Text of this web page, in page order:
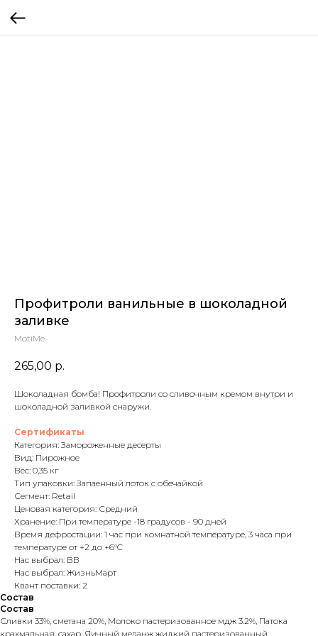
Профитроли ванильные в шоколадной
заливке
MotiMe
265,00 р.
Шоколадная бомба! Профитроли со сливочным кремом внутри и
шоколадной заливкой снаружи.
Сертификаты
Категория: Замороженные десерты
Вид: Пирожное
Вес: 0,35 кг
Тип упаковки: Запаенный лоток с обечайкой
Сегмент: Retail
Ценовая категория: Средний
Хранение: При температуре -18 градусов - 90 дней
Время дефростации: 1 час при комнатной температуре, 3 часа при
температуре от +2 до +6°C
Нас выбрал: ВВ
Нас выбрал: ЖизньМарт
Квант поставки: 2
Состав
Состав
Сливки 33%, сметана 20%, Молоко пастеризованное мдж 3.2%, Патока
крахмальная, сахар, Яичный меланж жидкий пастеризованный